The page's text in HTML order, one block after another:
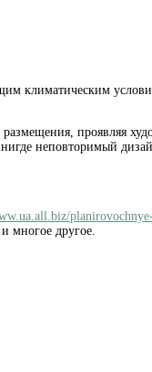
климатическим
проявляя
неповторимый
многое другое.